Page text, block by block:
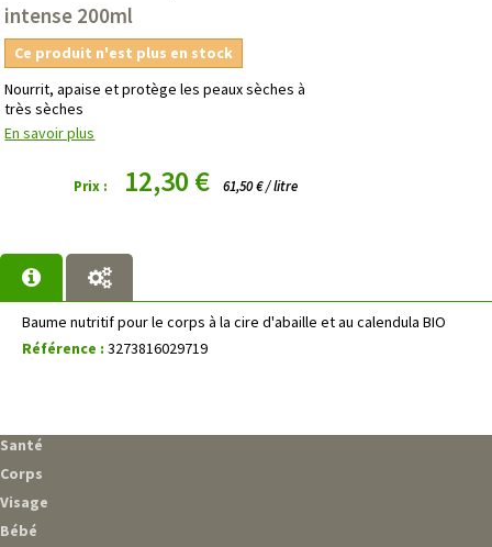
intense 200ml
Ce produit n'est plus en stock
Nourrit, apaise et protège les peaux sèches à
très sèches
En savoir plus
Prix : 12,30 € 61,50 € / litre
Baume nutritif pour le corps à la cire d'abaille et au calendula BIO
Référence : 3273816029719
Santé
Corps
Visage
Bébé